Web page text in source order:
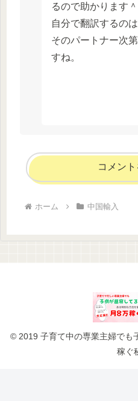
るので助かります＾
自分で翻訳するの
そのパートナー次
すね。
コメン
ホーム 中国輸入
© 2019 子育て中の専業主婦でも
稼ぐ